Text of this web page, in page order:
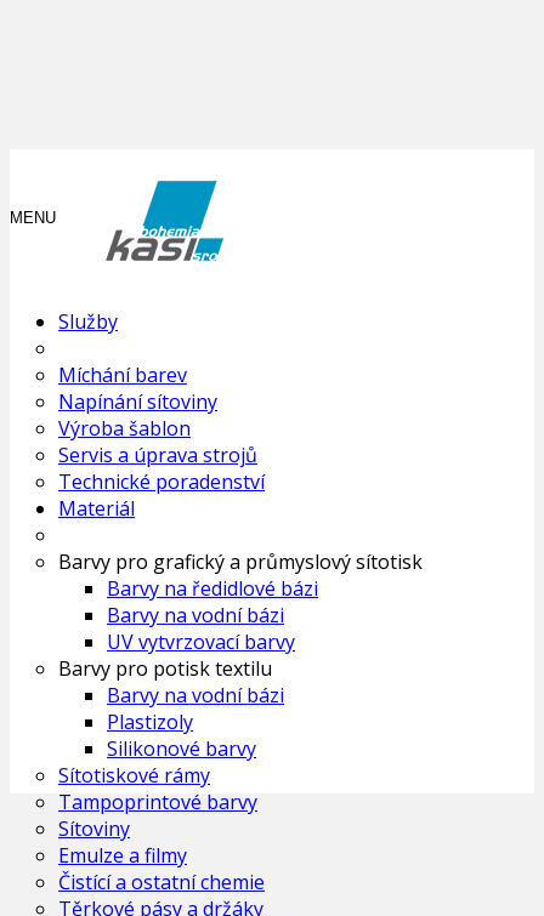
MENU
Služby
Míchání barev
Napínání sítoviny
Výroba šablon
Servis a úprava strojů
Technické poradenství
Materiál
Barvy pro grafický a průmyslový sítotisk
Barvy na ředidlové bázi
Barvy na vodní bázi
UV vytvrzovací barvy
Barvy pro potisk textilu
Barvy na vodní bázi
Plastizoly
Silikonové barvy
Sítotiskové rámy
Tampoprintové barvy
Sítoviny
Emulze a filmy
Čistící a ostatní chemie
Těrkové pásy a držáky